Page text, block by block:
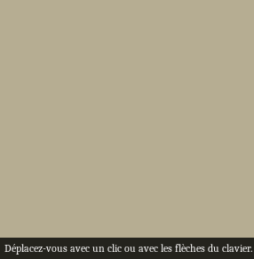
Déplacez-vous avec un clic ou avec les flèches du